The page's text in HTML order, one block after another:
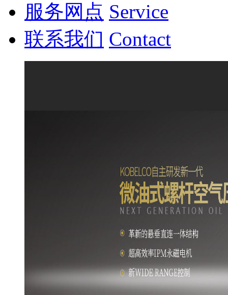
服务网点 Service
联系我们 Contact